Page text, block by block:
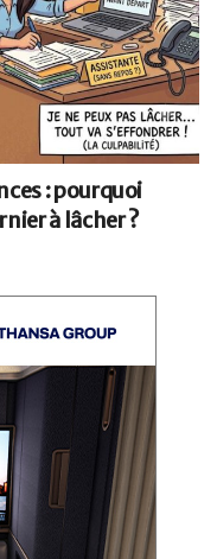
: pourquoi
à lâcher ?